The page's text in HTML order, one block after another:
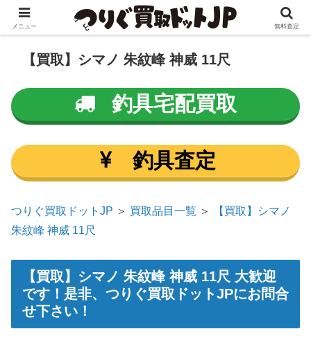
【買取】シマノ 朱紋峰 神威 11尺
釣具宅配買取
釣具査定
つりぐ買取ドットJP ＞ 買取品目一覧 ＞
【買取】シマノ
朱紋峰 神威 11尺
【買取】 シマノ 朱紋峰 神威 11尺 大歓迎
です！是非、つりぐ買取ドットJPにお問合
せ下さい！
メニュー 無料査定